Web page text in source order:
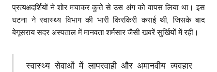
प्रत्यक्षदर्शियों ने शोर मचाकर कुत्ते से उस अंग को वापस लिया था। इस
घटना ने स्वास्थ्य विभाग की भारी किरकिरी कराई थी, जिसके बाद
बेगूसराय सदर अस्पताल में मानवता शर्मसार जैसी खबरें सुर्खियों में रहीं।
स्वास्थ्य सेवाओं में लापरवाही और अमानवीय व्यवहार